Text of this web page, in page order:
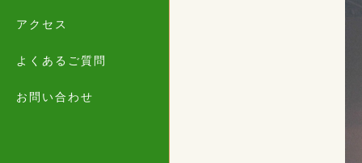
アクセス
よくあるご質問
お問い合わせ